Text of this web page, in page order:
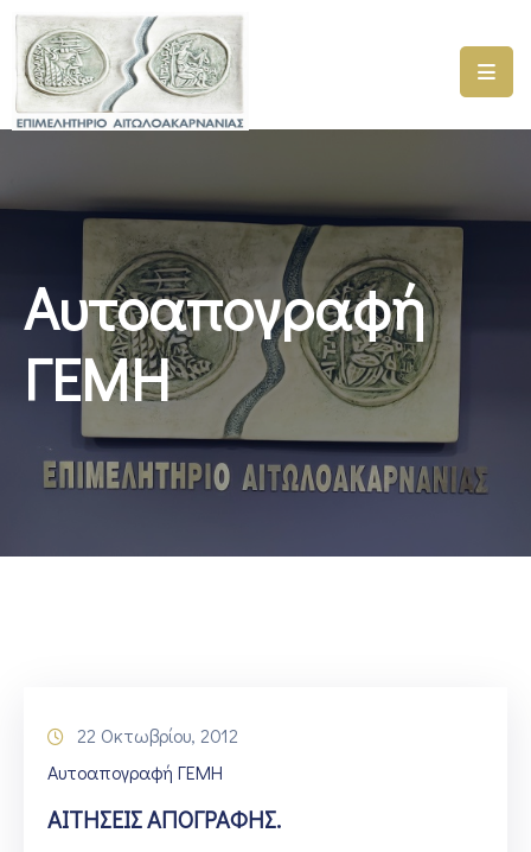
ΑΡΧΙΚΗ
ΓΕΜΗ
ΠΡΟΓΡΑΜΜΑΤΑ
ΕΠΙΜΕΛΗΤΗΡΙΟΥ
ΣΥΜΜΕΤΟΧΗ
ΕΤΑΙΡΕΙΕΣ
Αυτοαπογραφή
ΓΕΜΗ
22 Οκτωβρίου, 2012
Αυτοαπογραφή ΓΕΜΗ
ΑΙΤΗΣΕΙΣ ΑΠΟΓΡΑΦΗΣ.